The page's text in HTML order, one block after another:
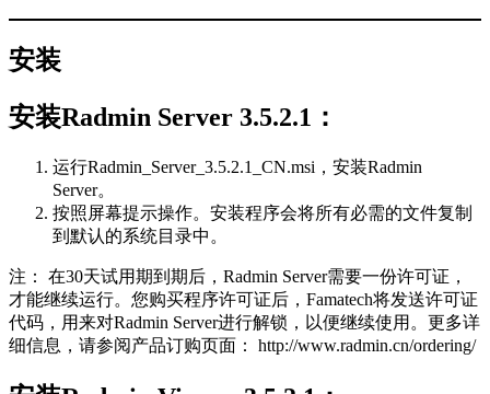
安装
安装Radmin Server 3.5.2.1：
运行Radmin_Server_3.5.2.1_CN.msi，安装Radmin
Server。
按照屏幕提示操作。安装程序会将所有必需的文件复制
到默认的系统目录中。
注： 在30天试用期到期后，Radmin Server需要一份许可证，
才能继续运行。您购买程序许可证后，Famatech将发送许可证
代码，用来对Radmin Server进行解锁，以便继续使用。更多详
细信息，请参阅产品订购页面： http://www.radmin.cn/ordering/